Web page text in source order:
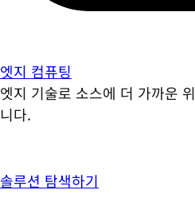
엣지 컴퓨팅
엣지 기술로 소스에 더 가까운
니다.
솔루션 탐색하기